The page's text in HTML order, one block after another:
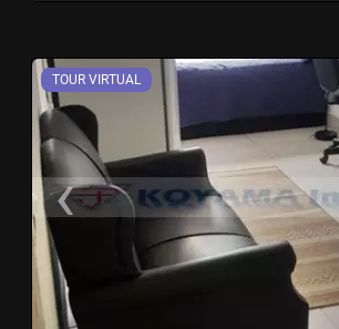
TOUR VIRTUAL
‹
Previous